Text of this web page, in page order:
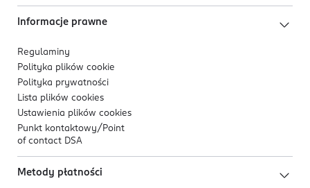
Informacje prawne
Regulaminy
Polityka plików cookie
Polityka prywatności
Lista plików cookies
Ustawienia plików cookies
Punkt kontaktowy/ Point
of contact DSA
Metody płatności